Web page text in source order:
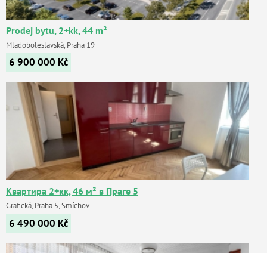
Prodej bytu, 2+kk, 44 m²
Mladoboleslavská, Praha 19
6 900 000 Kč
Квартира 2+кк, 46 м² в Праге 5
Grafická, Praha 5, Smíchov
6 490 000 Kč